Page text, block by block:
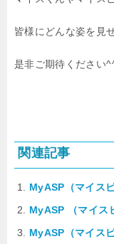
皆様にどんな姿を見
是非ご期待ください
関連記事
MyASP（マイス
MyASP （マイス
MyASP（マイス